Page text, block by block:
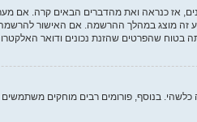
זה מוצג במהלך ההרשמה. אם האישור
שהפרטים שהזנת נכונים ודואר
בנוסף, פורומים רבים מוחקים משתמשים